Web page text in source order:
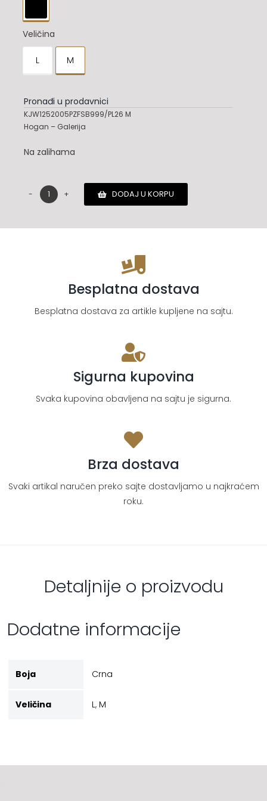
Veličina
L M
Pronađi u prodavnici
KJW1252005PZFSB999/PL26 M
Hogan – Galerija
Na zalihama
Hogan
DODAJ U KORPU
Besplatna dostava
Besplatna dostava za artikle kupljene na sajtu.
Sigurna kupovina
Svaka kupovina obavljena na sajtu je sigurna.
Brza dostava
Svaki artikal naručen preko sajte dostavljamo u najkraćem
roku.
Detaljnije o proizvodu
Dodatne informacije
Boja Crna
Veličina L, M